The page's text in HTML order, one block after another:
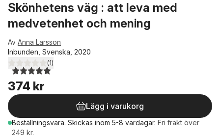
Skönhetens väg : att leva med
medvetenhet och mening
Av Anna Larsson
Inbunden, Svenska, 2020
5,0utav 5 stjärnor. Totalt antal röster:
(1)
374 kr
Lägg i varukorg
Beställningsvara. Skickas inom 5-8 vardagar. Fri frakt över
249 kr.